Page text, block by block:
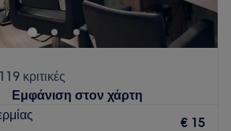
Σε έναν σύγχρονο και καλαίσθητο χώρο,
υψηλής ποιότητας υπηρεσίες
των κορυφαίων
να απολαύσεις μια πλήρη γκάμα
από επαγγελματικά κουρέματα και
μακιγιάζ και περιποιήσεις νυχιών. Με
και προσεγμένες υπηρεσίες, το
119 κριτικές
Εμφάνιση στον χάρτη
€ 15